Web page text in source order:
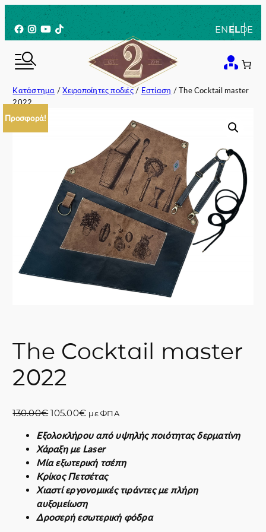
στο
περιεχόμενο
Facebook
Instagram
YouTube
TikTok ENELDE
Κατάστημα /Χειροποίητες ποδιές/ Εστίαση / The Cocktail master
2022
Προσφορά!
The Cocktail master
2022
130.00€ O
i
g
i
n
a
l
p
105.00€Η
ρ
έ
χ
ο
υ
σ
α
με ΦΠΑ
Εξολοκλήρου από υψηλής ποιότητας δερματίνη
Χάραξη με Laser
Μία εξωτερική τσέπη
Κρίκος Πετσέτας
Χιαστί εργονομικές τιράντες με πλήρη
αυξομείωση
Δροσερή εσωτερική φόδρα